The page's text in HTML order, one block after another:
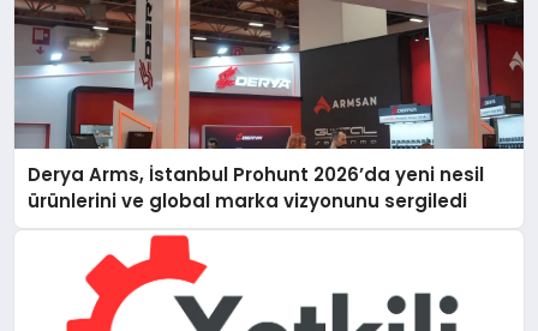
Derya Arms, İstanbul Prohunt 2026’da yeni nesil
ürünlerini ve global marka vizyonunu sergiledi